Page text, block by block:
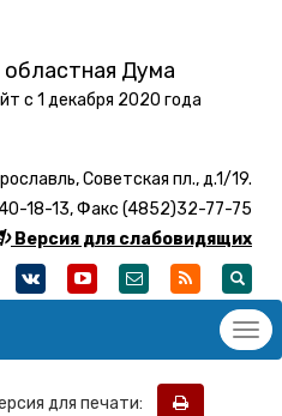
Дума
с 1 декабря 2020 года
Советская пл., д.1/19.
18-13, Факс (4852)32-77-75
Версия для слабовидящих
для печати: